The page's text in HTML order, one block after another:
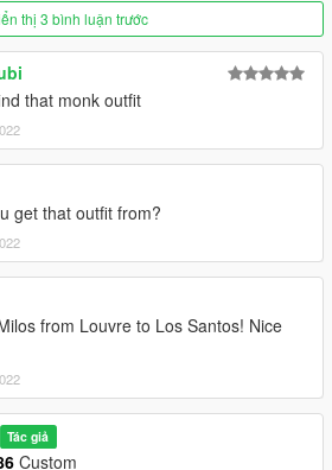
thị 3 bình luận trước
that monk outfit
get that outfit from?
from Louvre to Los Santos! Nice
Tác giả
Custom